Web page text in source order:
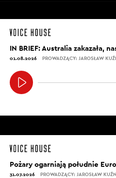
IN BRIEF: Australia zakazała,
01.08.2026 PROWADZĄCY: JAROSŁAW
Pożary ogarniają południe
31.07.2026 PROWADZĄCY: JAROSŁAW